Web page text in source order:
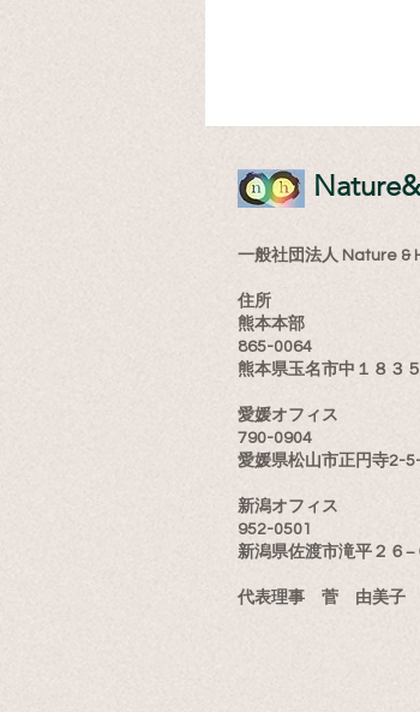
一般社団法人 Nature &
住所
熊本本部
865-0064
熊本県玉名市中１８３
愛媛オフィス
790-0904
愛媛県松山市正円寺2-
新潟オフィス
952-0501
新潟県佐渡市滝平２６−
​代表理事 菅 由美子